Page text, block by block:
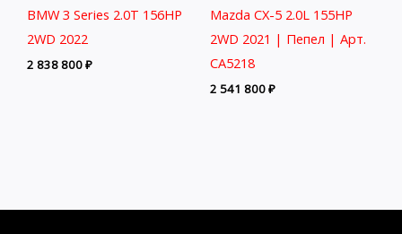
BMW 3 Series 2.0T 156HP
2WD 2022
2 838 800₽
Mazda CX-5 2.0L 155HP
2WD 2021 | Пепел | Арт.
CA5218
2 541 800₽